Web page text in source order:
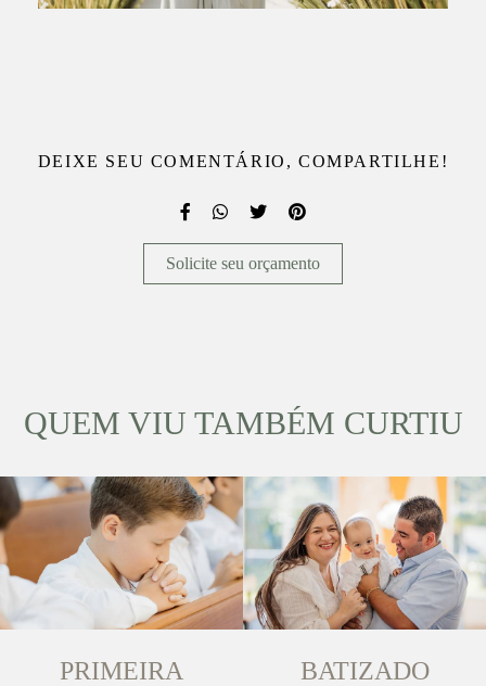
DEIXE SEU COMENTÁRIO, COMPARTILHE!
Solicite seu orçamento
QUEM VIU TAMBÉM CURTIU
PRIMEIRA
BATIZADO